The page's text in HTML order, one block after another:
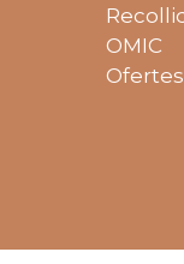
OMIC